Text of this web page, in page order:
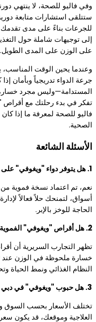
وفي فاليو للصحة، لا ينتهي
ستتلقى استشارات متابعة
للجرعات بناءً على مدى
إلى توجيهات شاملة حول
على الوزن على المدى الطويل.
وعندما يحين الوقت
جرعة الدواء تدريجياً وبأمان
المستدامة—وليس مجرد
تفكر في بدء رحلتك مع أقراص
فاليو للصحة لمعرفة ما إذا
الصحية.
الأسئلة الشائعة
1. هل يتوفر دواء "ويغوفي" على شكل أقراص؟
نعم، تم اعتماد نسخة فموية
أسواق، لتمنحك حلاً فعالاً
الحاجة للوخز بالإبر.
2. هل أقراص "ويغوفي" الفموية فعالة؟
تظهر التجارب السريرية أن
خسارة ملحوظة في الوزن عند
النظام الغذائي ونمط
3. هل حبوب "ويغوفي" في دبي أرخص من الحقن؟
تختلف الأسعار بحسب السوق
العلاجية وموقعك، قد يكون